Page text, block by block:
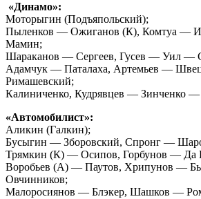
«Динамо»:
Моторыгин (Подъяпольский);
Пыленков — Ожиганов (К), Комтуа —
Мамин;
Шараканов — Сергеев, Гусев — Уил —
Адамчук — Паталаха, Артемьев —
Римашевский;
Калиниченко, Кудрявцев — Зинченко —
«Автомобилист»:
Аликин (Галкин);
Бусыгин — Зборовский, Спронг —
Трямкин (К) — Осипов, Горбунов — Да
Воробьев (А) — Паутов, Хрипунов —
Овчинников;
Малоросиянов — Блэкер, Шашков —